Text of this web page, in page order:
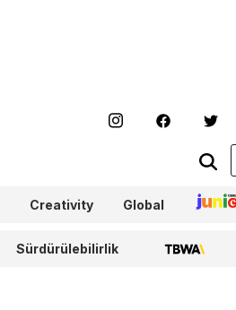
Creativity Global Junior
Sürdürülebilirlik TBWA